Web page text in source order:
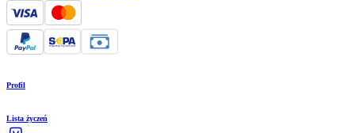
Profil
Lista życzeń